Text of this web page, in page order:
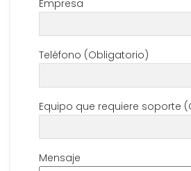
Empresa
Teléfono (Obligatorio)
Equipo que requiere soporte
Mensaje